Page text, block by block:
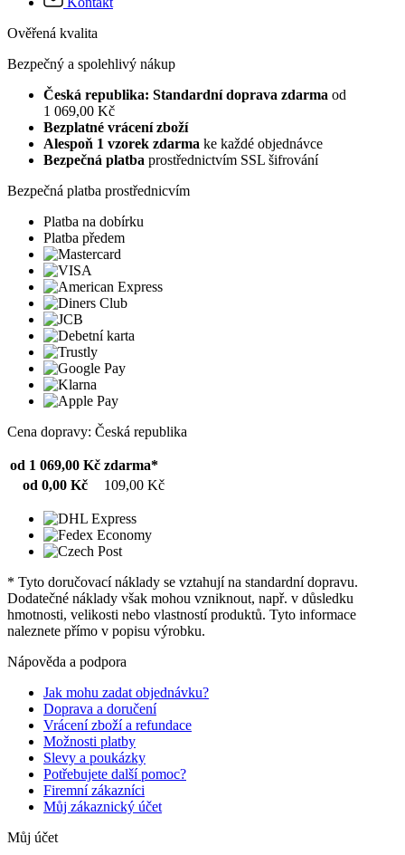
Ověřená kvalita
Bezpečný a spolehlivý nákup
Česká republika: Standardní doprava zdarma od
1 069,00 Kč
Bezplatné vrácení zboží
Alespoň 1 vzorek zdarma ke každé objednávce
Bezpečná platba prostřednictvím SSL šifrování
Bezpečná platba prostřednicvím
Platba na dobírku
Platba předem
Cena dopravy: Česká republika
od 1 069,00 Kč zdarma*
od 0,00 Kč
109,00 Kč
* Tyto doručovací náklady se vztahují na standardní dopravu.
Dodatečné náklady však mohou vzniknout, např. v důsledku
hmotnosti, velikosti nebo vlastností produktů. Tyto informace
naleznete přímo v popisu výrobku.
Nápověda a podpora
Jak mohu zadat objednávku?
Doprava a doručení
Vrácení zboží a refundace
Možnosti platby
Slevy a poukázky
Potřebujete další pomoc?
Firemní zákazníci
Můj zákaznický účet
Můj účet